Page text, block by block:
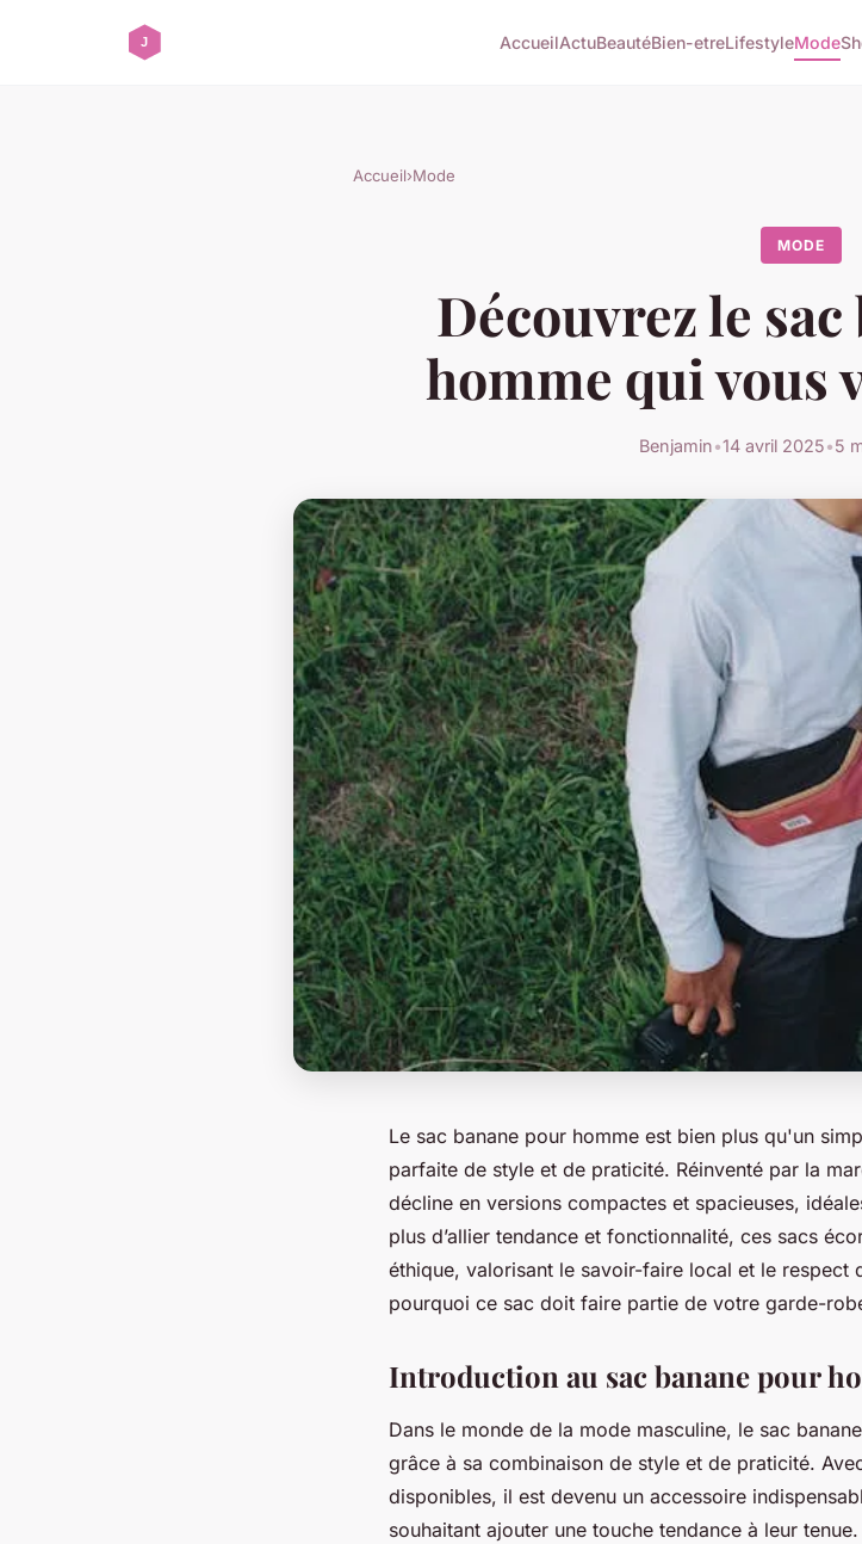
AccueilActuBeautéBien-etreLifestyleMode
Accueil›Mode
MODE
Découvrez le
homme qui vous
Benjamin•14 avril 2025•5
Le sac banane pour homme est bien plus qu'un
parfaite de style et de praticité. Réinventé par la
décline en versions compactes et spacieuses,
plus d’allier tendance et fonctionnalité, ces sacs
éthique, valorisant le savoir-faire local et le respect
pourquoi ce sac doit faire partie de votre garde-
Introduction au sac banane pour
Dans le monde de la mode masculine, le sac
grâce à sa combinaison de style et de praticité.
disponibles, il est devenu un accessoire
souhaitant ajouter une touche tendance à leur tenue.